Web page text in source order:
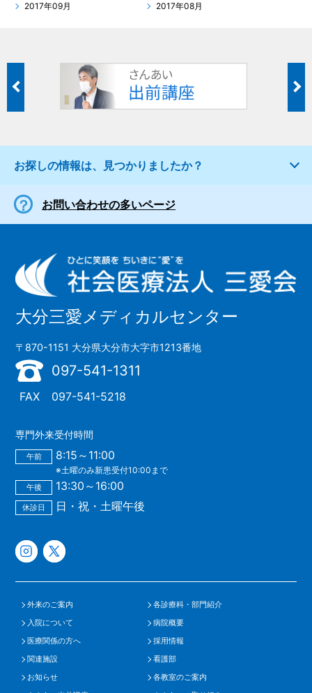
2017年09月
2017年08月
お探しの情報は、見つかりましたか？
お問い合わせの多いページ
大分三愛メディカルセンター
〒870-1151 大分県大分市大字市1213番地
097-541-1311
FAX 097-541-5218
専門外来受付時間
午前 8:15～11:00
※土曜のみ新患受付10:00まで
午後 13:30～16:00
休診日 日・祝・土曜午後
外来のご案内
各診療科・部門紹介
入院について
病院概要
医療関係の方へ
採用情報
関連施設
看護部
お知らせ
各教室のご案内